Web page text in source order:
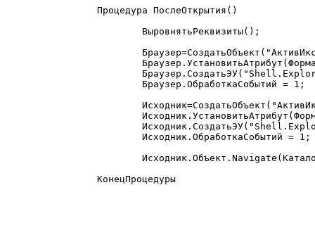
Процедура ПослеОткрытия()
КонецПроцедуры